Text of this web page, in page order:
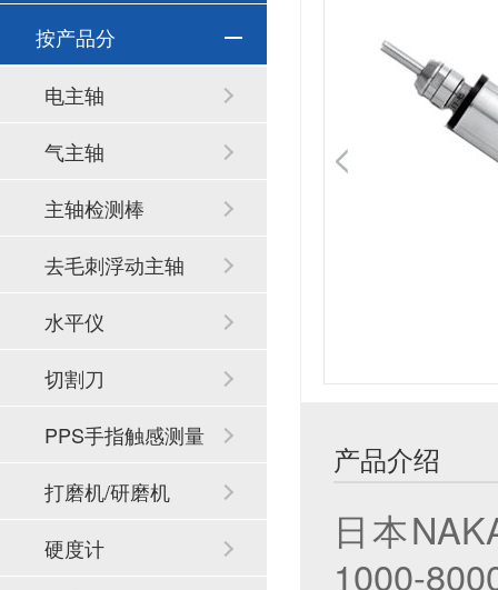
产品介绍
日本
1000-
按产品分
电主轴
气主轴
主轴检测棒
去毛刺浮动主轴
水平仪
切割刀
PPS手指触感测量
系统
打磨机/研磨机
硬度计